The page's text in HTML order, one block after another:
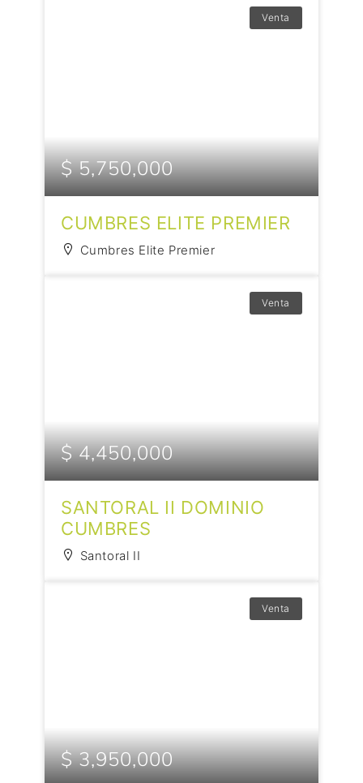
Venta
$ 5,750,000
CUMBRES ELITE PREMIER
Cumbres Elite Premier
Venta
$ 4,450,000
SANTORAL II DOMINIO
CUMBRES
Santoral II
Venta
$ 3,950,000